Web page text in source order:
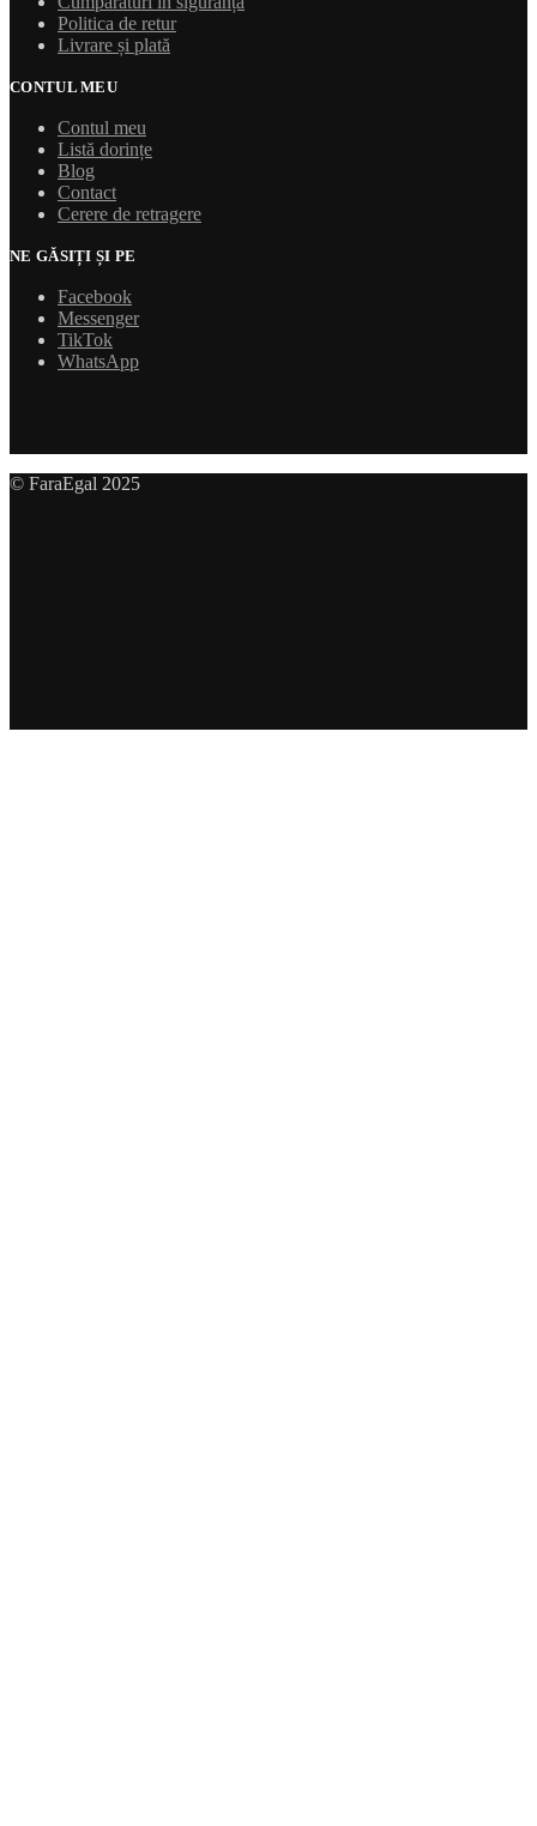
Politica de retur
Livrare și plată
CONTUL MEU
Contul meu
Listă dorințe
Blog
Contact
Cerere de retragere
NE GĂSIȚI ȘI PE
Facebook
Messenger
TikTok
WhatsApp
© FaraEgal 2025